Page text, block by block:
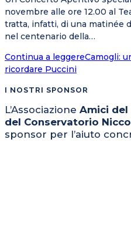
novembre alle ore 12.00 al
tratta, infatti, di una matinée
nel centenario della…
Continua a leggereCamogli:
ricordare Puccini
I NOSTRI SPONSOR
L’Associazione Amici del
del Conservatorio
sponsor per l’aiuto